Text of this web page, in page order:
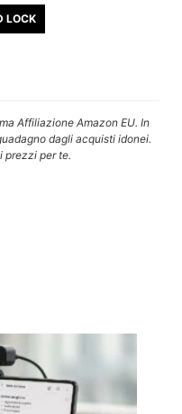
LOCK
Affiliazione Amazon EU. In
dagli acquisti idonei.
prezzi per te.